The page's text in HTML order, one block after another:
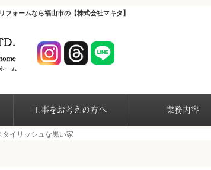
フォームなら福山市の【株式会社マキタ】
工事をお考えの方へ 業務内容
タイリッシュな黒い家